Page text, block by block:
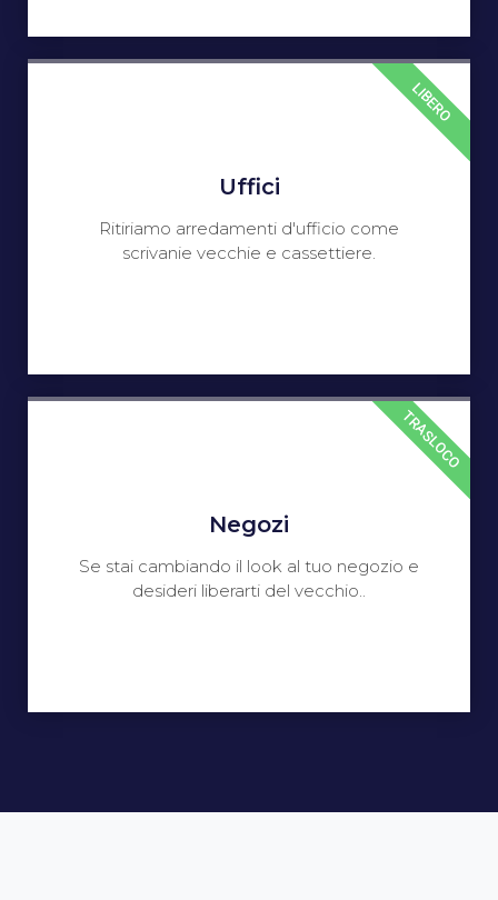
Uffici
Ritiriamo arredamenti d'ufficio come
scrivanie vecchie e cassettiere.
LIBERO
Negozi
Se stai cambiando il look al tuo negozio e
desideri liberarti del vecchio..
TRASLOCO